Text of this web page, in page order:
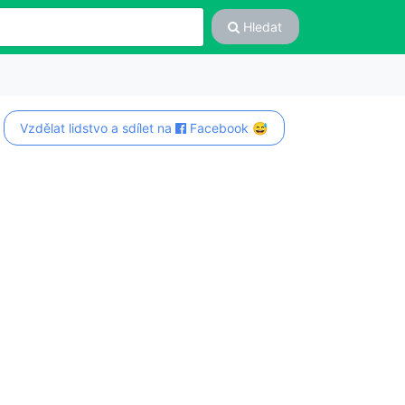
Hledat
Vzdělat lidstvo a sdílet na Facebook 😅